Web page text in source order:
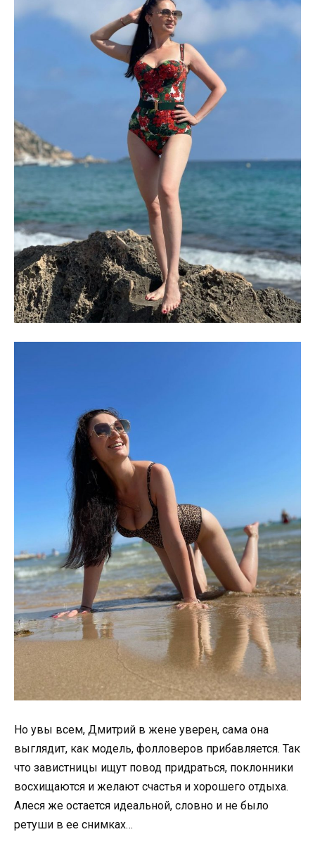
Но увы всем, Дмитрий в жене уверен, сама она
выглядит, как модель, фолловеров прибавляется. Так
что завистницы ищут повод придраться, поклонники
восхищаются и желают счастья и хорошего отдыха.
Алеся же остается идеальной, словно и не было
ретуши в ее снимках…